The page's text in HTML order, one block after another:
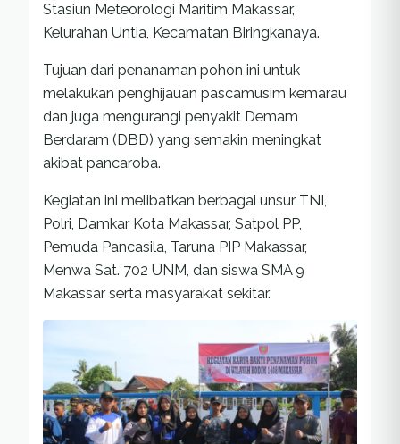
Stasiun Meteorologi Maritim Makassar,
Kelurahan Untia, Kecamatan Biringkanaya.
Tujuan dari penanaman pohon ini untuk
melakukan penghijauan pascamusim kemarau
dan juga mengurangi penyakit Demam
Berdaram (DBD) yang semakin meningkat
akibat pancaroba.
Kegiatan ini melibatkan berbagai unsur TNI,
Polri, Damkar Kota Makassar, Satpol PP,
Pemuda Pancasila, Taruna PIP Makassar,
Menwa Sat. 702 UNM, dan siswa SMA 9
Makassar serta masyarakat sekitar.